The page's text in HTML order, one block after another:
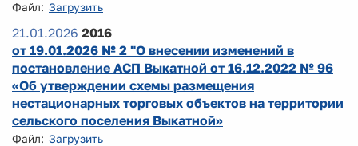
Файл: Загрузить
21.01.2026 2016
от 19.01.2026 № 2 "О внесении изменений в
постановление АСП Выкатной от 16.12.2022 № 96
«Об утверждении схемы размещения
нестационарных торговых объектов на территории
сельского поселения Выкатной»
Файл: Загрузить